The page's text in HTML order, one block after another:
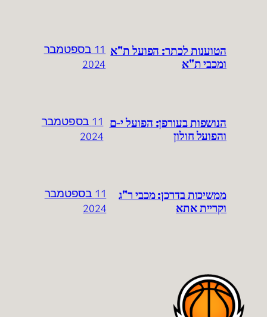
הטוענות לכתר: הפועל ת"א
ומכבי ת"א
11 בספטמבר
2024
הנושפות בעורפן: הפועל י-ם
והפועל חולון
11 בספטמבר
2024
ממשיכות בדרכן: מכבי ר"ג
וקריית אתא
11 בספטמבר
2024